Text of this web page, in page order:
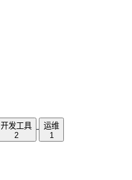
开发工具
2
运维
1